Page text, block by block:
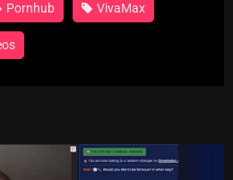
Pornhub VivaMax